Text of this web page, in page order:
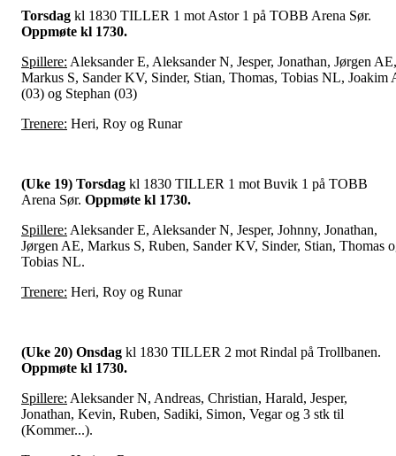
Torsdag kl 1830 TILLER 1 mot Astor 1 på TOBB Arena Sør.
Oppmøte kl 1730.
Spillere: Aleksander E, Aleksander N, Jesper, Jonathan, Jørgen AE,
Markus S, Sander KV, Sinder, Stian, Thomas, Tobias NL, Joakim
(03) og Stephan (03)
Trenere: Heri, Roy og Runar
(Uke 19) Torsdag kl 1830 TILLER 1 mot Buvik 1 på TOBB
Arena Sør. Oppmøte kl 1730.
Spillere: Aleksander E, Aleksander N, Jesper, Johnny, Jonathan,
Jørgen AE, Markus S, Ruben, Sander KV, Sinder, Stian, Thomas
Tobias NL.
Trenere: Heri, Roy og Runar
(Uke 20) Onsdag kl 1830 TILLER 2 mot Rindal på Trollbanen.
Oppmøte kl 1730.
Spillere: Aleksander N, Andreas, Christian, Harald, Jesper,
Jonathan, Kevin, Ruben, Sadiki, Simon, Vegar og 3 stk til
(Kommer...).